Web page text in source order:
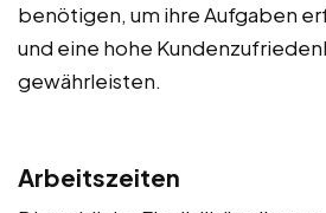
benötigen, um ihre Aufgaben
und eine hohe
gewährleisten.
Arbeitszeiten